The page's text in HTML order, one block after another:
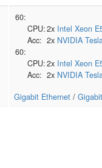
60:
CPU:2x Intel Xeon
Acc: 2x NVIDIA
60:
CPU:2x Intel Xeon
Acc: 2x NVIDIA
Gigabit Ethernet /